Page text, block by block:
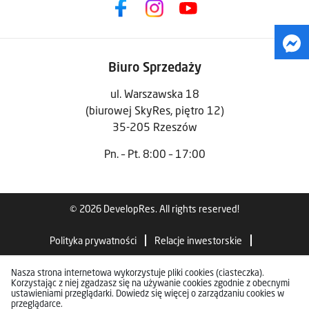
Biuro Sprzedaży
ul. Warszawska 18
(biurowej SkyRes, piętro 12)
35-205 Rzeszów
Pn. – Pt. 8:00 – 17:00
© 2026 DevelopRes. All rights reserved!
Polityka prywatności Relacje inwestorskie
Standardy wykończenia
Nasza strona internetowa wykorzystuje pliki cookies (ciasteczka).
Korzystając z niej zgadzasz się na używanie cookies zgodnie z obecnymi
ustawieniami przeglądarki. Dowiedz się więcej o zarządzaniu cookies w
przeglądarce.